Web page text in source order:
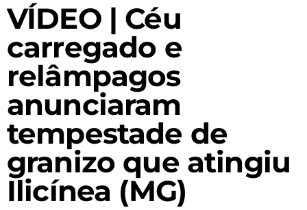
VÍDEO | Céu
carregado e
relâmpagos
anunciaram
tempestade de
granizo que atingiu
Ilicínea (MG)